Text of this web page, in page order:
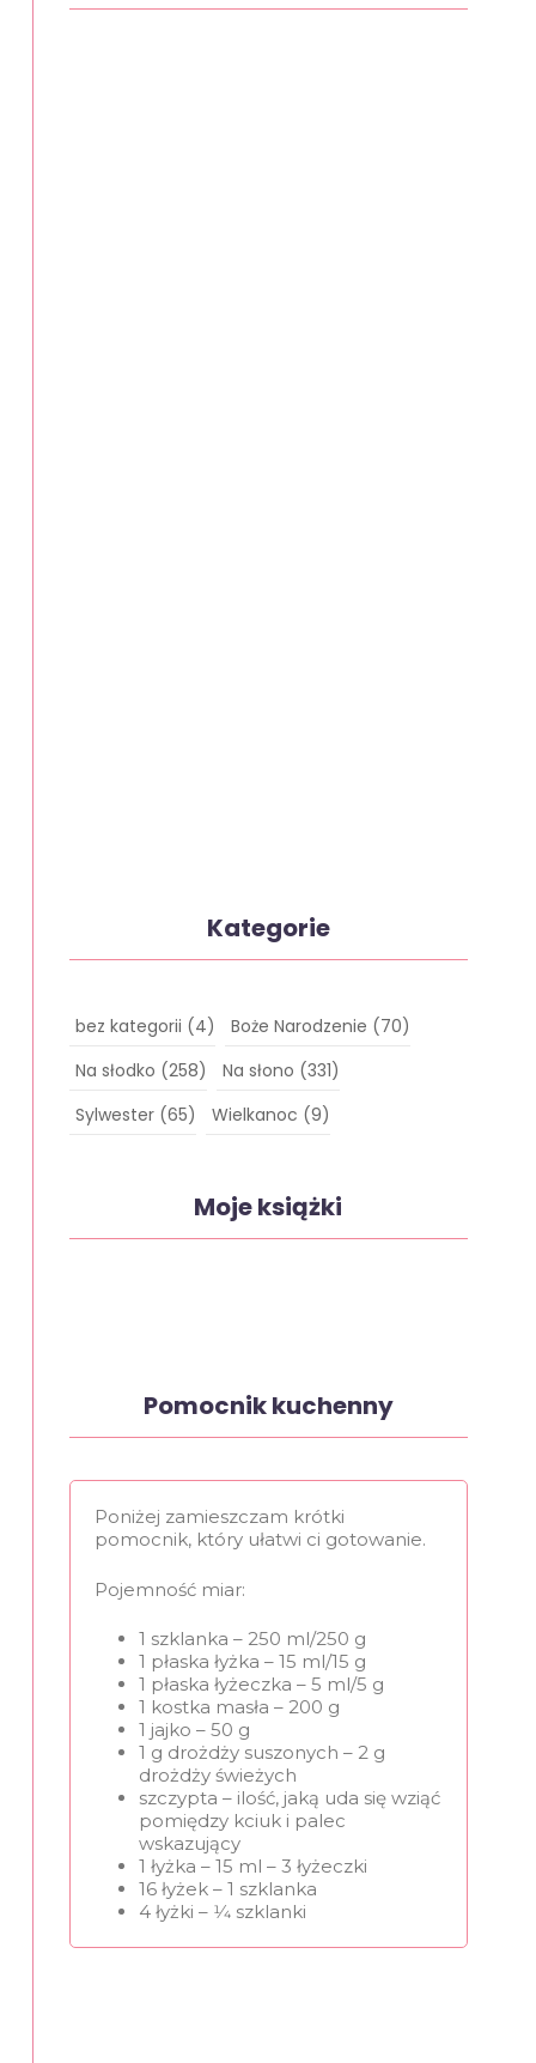
Kategorie
bez kategorii (4) Boże Narodzenie (70)
Na słodko (258) Na słono (331)
Sylwester(65) Wielkanoc (9)
Moje książki
Pomocnik kuchenny
Poniżej zamieszczam krótki
pomocnik, który ułatwi ci gotowanie.
Pojemność miar:
1 szklanka – 250 ml/250 g
1 płaska łyżka – 15 ml/15 g
1 płaska łyżeczka – 5 ml/5 g
1 kostka masła – 200 g
1 jajko – 50 g
1 g drożdży suszonych – 2 g
drożdży świeżych
szczypta – ilość, jaką uda się wziąć
pomiędzy kciuk i palec
wskazujący
1 łyżka – 15 ml – 3 łyżeczki
16 łyżek – 1 szklanka
4 łyżki – 1⁄4 szklanki